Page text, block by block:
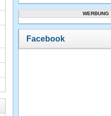
WERBUNG
Facebook